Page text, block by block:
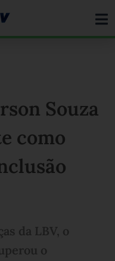
Souza
como
da LBV, o
o